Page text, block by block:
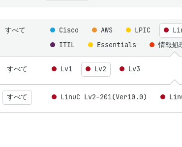
すべて Cisco AWS LPIC
ITIL
Essentials 情報処
すべて Lv1 Lv2 Lv3
すべて LinuC Lv2-201(Ver10.0)